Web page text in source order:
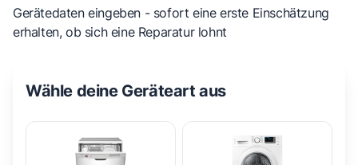
Gerätedaten eingeben - sofort eine erste Einschätzung
erhalten, ob sich eine Reparatur lohnt
Wähle deine Geräteart aus